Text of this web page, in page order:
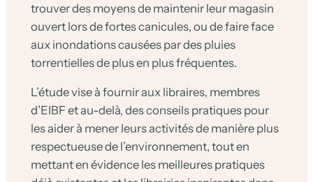
trouver des moyens de maintenir leur magasin
ouvert lors de fortes canicules, ou de faire face
aux inondations causées par des pluies
torrentielles de plus en plus fréquentes.
L’étude vise à fournir aux libraires, membres
d’EIBF et au-delà, des conseils pratiques pour
les aider à mener leurs activités de manière plus
respectueuse de l’environnement, tout en
mettant en évidence les meilleures pratiques